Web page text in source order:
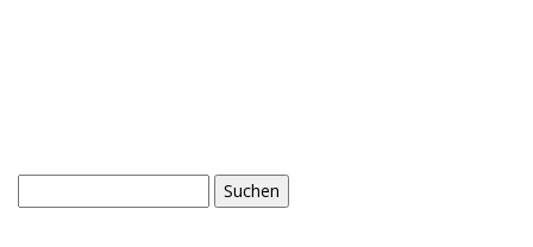
nach: